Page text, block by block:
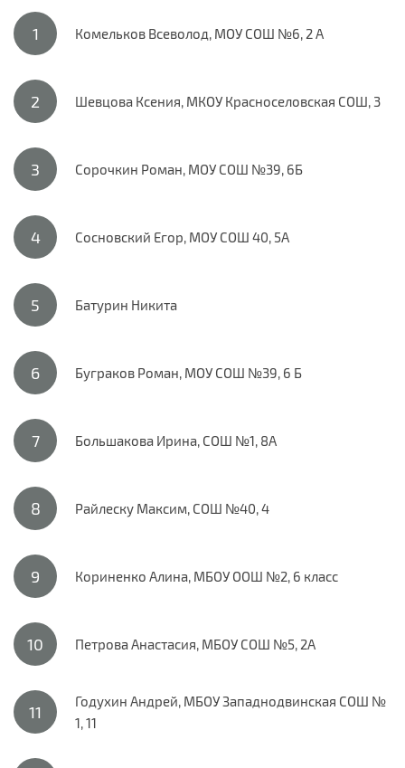
Комельков Всеволод, МОУ СОШ №6, 2 А
Шевцова Ксения, МКОУ Красноселовская СОШ, 3
Сорочкин Роман, МОУ СОШ №39, 6Б
Сосновский Егор, МОУ СОШ 40, 5А
Батурин Никита
Буграков Роман, МОУ СОШ №39, 6 Б
Большакова Ирина, СОШ №1, 8А
Райлеску Максим, СОШ №40, 4
Кориненко Алина, МБОУ ООШ №2, 6 класс
Петрова Анастасия, МБОУ СОШ №5, 2А
Годухин Андрей, МБОУ Западнодвинская СОШ №
1, 11